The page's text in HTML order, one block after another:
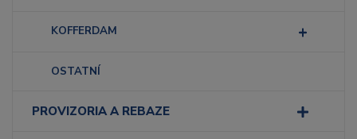
KOFFERDAM
OSTATNÍ
PROVIZORIA A REBAZE